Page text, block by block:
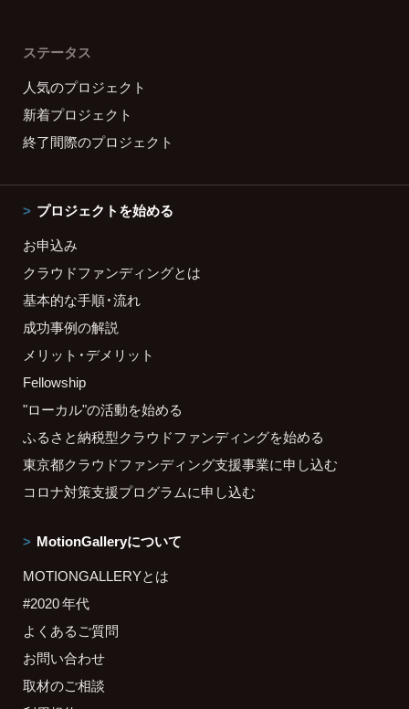
ステータス
人気のプロジェクト
新着プロジェクト
終了間際のプロジェクト
プロジェクトを始める
お申込み
クラウドファンディングとは
基本的な手順・流れ
成功事例の解説
メリット・デメリット
Fellowship
"ローカル"の活動を始める
ふるさと納税型クラウドファンディングを始める
東京都クラウドファンディング支援事業に申し込む
コロナ対策支援プログラムに申し込む
MotionGalleryについて
MOTIONGALLERYとは
#2020 年代
よくあるご質問
お問い合わせ
取材のご相談